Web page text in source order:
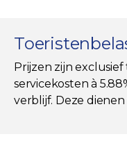
Prijzen zijn
servicekosten à
verblijf. Deze